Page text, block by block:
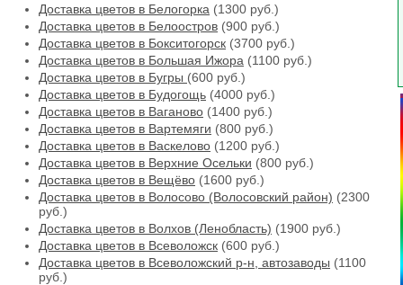
Доставка цветов в Белогорка (1300 руб.)
Доставка цветов в Белоостров (900 руб.)
Доставка цветов в Бокситогорск (3700 руб.)
Доставка цветов в Большая Ижора (1100 руб.)
Доставка цветов в Бугры (600 руб.)
Доставка цветов в Будогощь (4000 руб.)
Доставка цветов в Ваганово (1400 руб.)
Доставка цветов в Вартемяги (800 руб.)
Доставка цветов в Васкелово (1200 руб.)
Доставка цветов в Верхние Осельки (800 руб.)
Доставка цветов в Вещёво (1600 руб.)
Доставка цветов в Волосово (Волосовский район) (2300
руб.)
Доставка цветов в Волхов (Ленобласть) (1900 руб.)
Доставка цветов в Всеволожск (600 руб.)
Доставка цветов в Всеволожский р-н, автозаводы (1100
руб.)